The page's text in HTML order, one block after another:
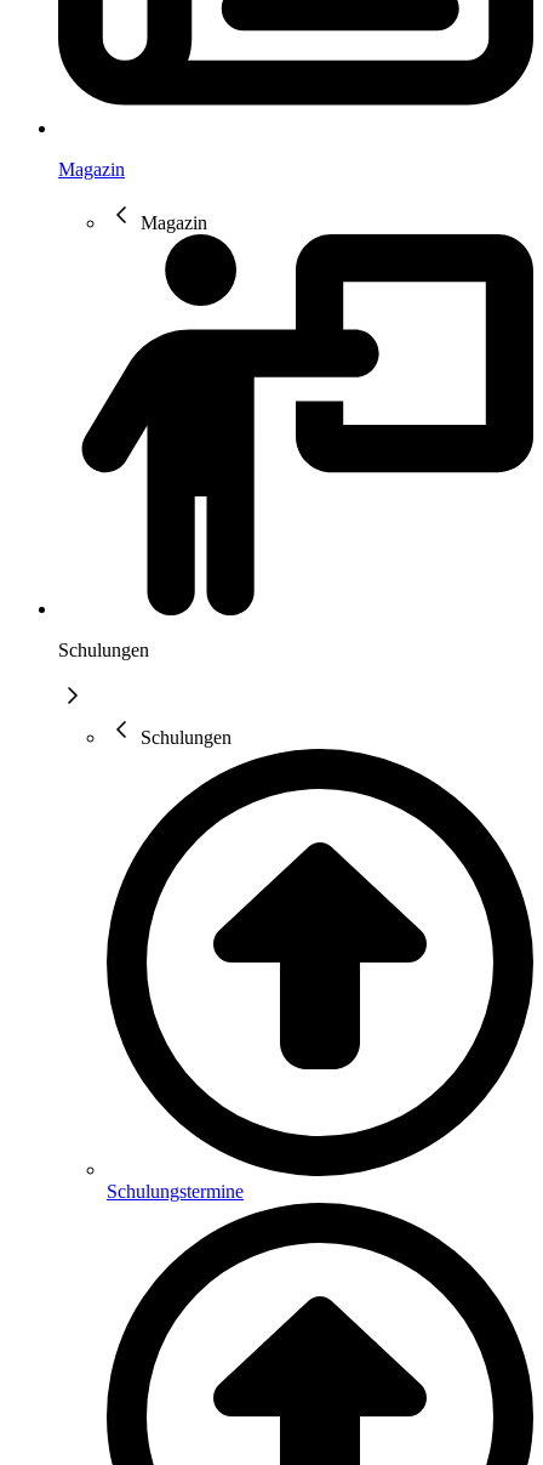
Magazin
Magazin
Schulungen
Schulungen
Schulungstermine